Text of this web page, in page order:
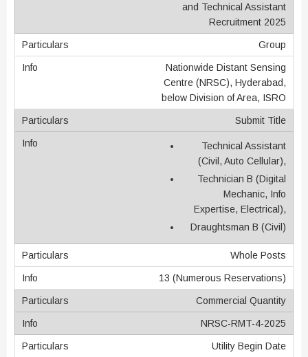
and Technical Assistant
Recruitment 2025
Group
Nationwide Distant Sensing
Centre (NRSC), Hyderabad,
below Division of Area, ISRO
Submit Title
Technical Assistant
(Civil, Auto Cellular),
Technician B (Digital
Mechanic, Info
Expertise, Electrical),
Draughtsman B (Civil)
Whole Posts
13 (Numerous Reservations)
Commercial Quantity
NRSC-RMT-4-2025
Utility Begin Date